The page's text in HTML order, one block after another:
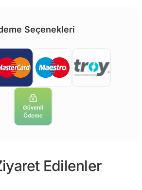
Seçenekleri
Edilenler